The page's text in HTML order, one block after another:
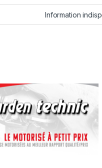
‎Information